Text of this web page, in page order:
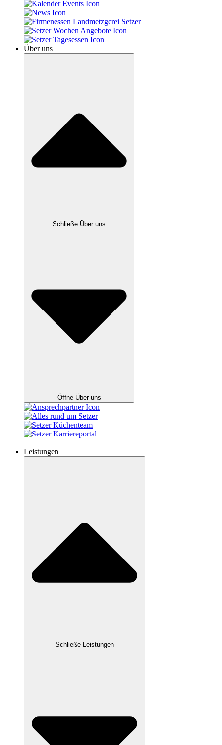
Über uns
Schließe Über uns
Öffne Über uns
Leistungen
Schließe Leistungen